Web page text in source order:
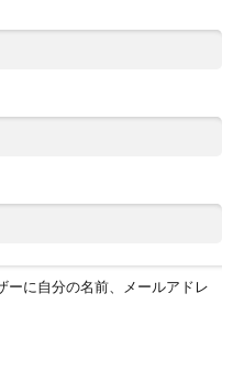
ーに自分の名前、メールアドレ